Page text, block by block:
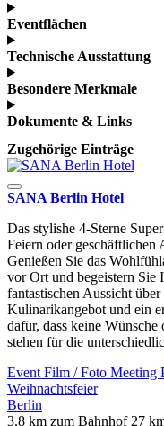
Eventflächen
Technische Ausstattung
Besondere Merkmale
Dokumente & Links
Zugehörige Einträge
SANA Berlin Hotel
Das stylishe 4-Sterne
Feiern oder geschäftlichen
Genießen Sie das
vor Ort und begeistern Sie
fantastischen Aussicht
Kulinarikangebot und ein
dafür, dass keine
stehen für die
Event Film / Foto Meeting
Weihnachtsfeier
Berlin
3.8 km zum Bahnhof 27